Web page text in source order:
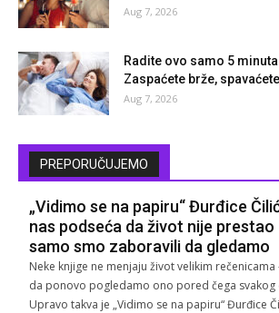
Aug 7, 2026
Radite ovo samo 5
Zaspaćete brže,
Aug 7, 2026
PREPORUČUJEMO
„Vidimo se na papiru“ Đurđice
nas podseća da život nije prestao
samo smo zaboravili da gledamo
Neke knjige ne menjaju život velikim
da ponovo pogledamo ono pored čega
Upravo takva je „Vidimo se na papiru“ Đurđice